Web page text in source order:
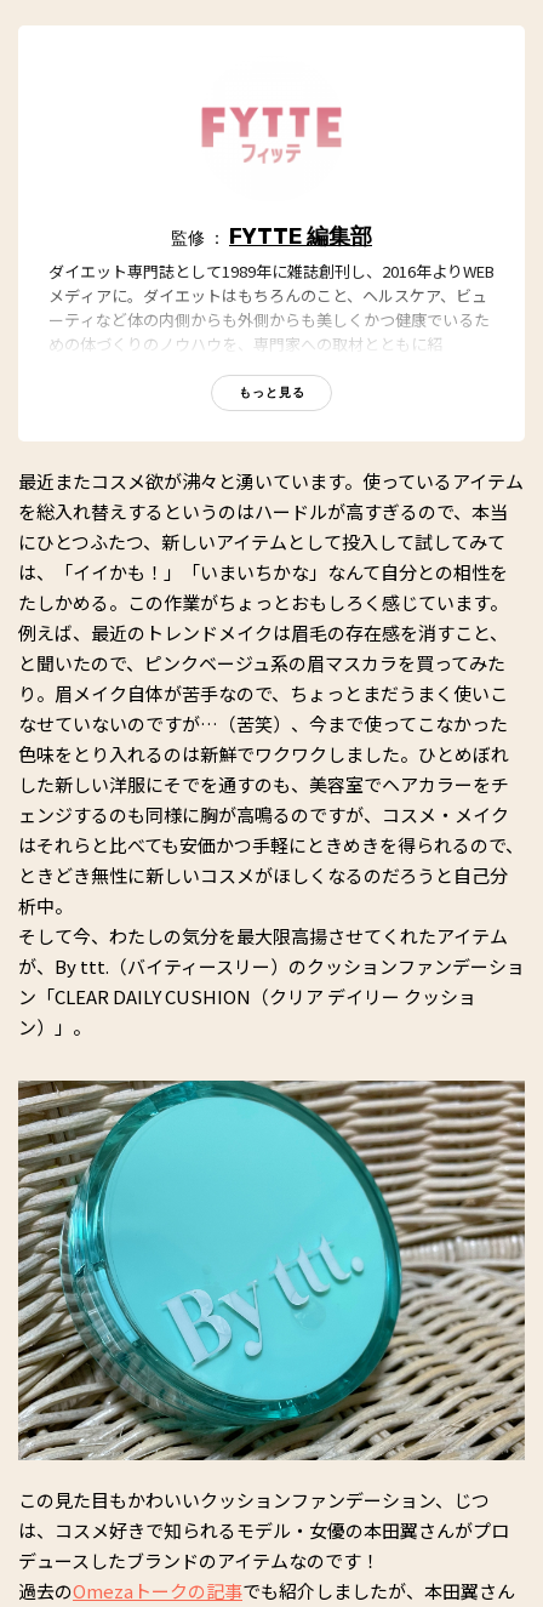
監修 ： FYTTE 編集部
ダイエット専門誌として1989年に雑誌創刊し、2016年よりWEB
メディアに。ダイエットはもちろんのこと、ヘルスケア、ビュ
ーティなど体の内側からも外側からも美しくかつ健康でいるた
めの体づくりのノウハウを、専門家への取材とともに紹
もに、編集部員も自らさまざまなヘルシーネタを日々お試し
もっと見る
最近またコスメ欲が沸々と湧いています。使っているアイテム
を総入れ替えするというのはハードルが高すぎるので、本当
にひとつふたつ、新しいアイテムとして投入して試してみて
は、「イイかも！」「いまいちかな」なんて自分との相性を
たしかめる。この作業がちょっとおもしろく感じています。
例えば、最近のトレンドメイクは眉毛の存在感を消すこと、
と聞いたので、ピンクベージュ系の眉マスカラを買ってみた
り。眉メイク自体が苦手なので、ちょっとまだうまく使いこ
なせていないのですが…（苦笑）、今まで使ってこなかった
色味をとり入れるのは新鮮でワクワクしました。ひとめぼれ
した新しい洋服にそでを通すのも、美容室でヘアカラーをチ
ェンジするのも同様に胸が高鳴るのですが、コスメ・メイク
はそれらと比べても安価かつ手軽にときめきを得られるので、
ときどき無性に新しいコスメがほしくなるのだろうと自己分
析中。
そして今、わたしの気分を最大限高揚させてくれたアイテム
が、By ttt.（バイティースリー）のクッションファンデーショ
ン「CLEAR DAILY CUSHION（クリア デイリー クッショ
ン）」。
この見た目もかわいいクッションファンデーション、じつ
は、コスメ好きで知られるモデル・女優の本田翼さんがプロ
デュースしたブランドのアイテムなのです！
過去のOmezaトークの記事でも紹介しましたが、本田翼さん